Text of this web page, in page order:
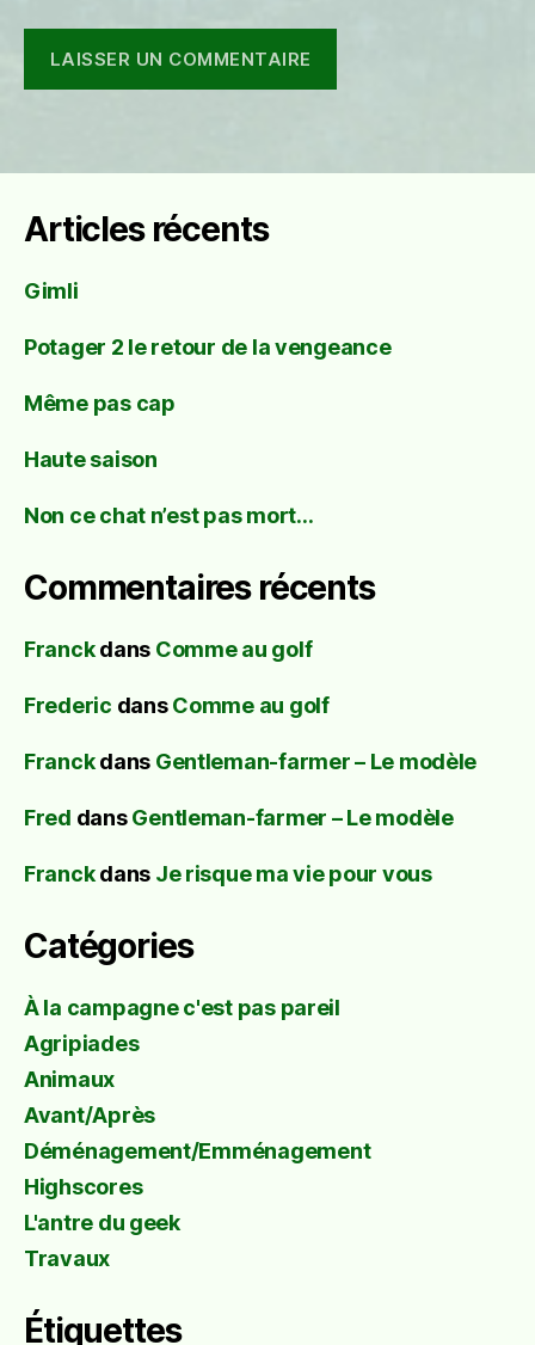
Articles récents
Gimli
Potager 2 le retour de la vengeance
Même pas cap
Haute saison
Non ce chat n’est pas mort…
Commentaires récents
Franckdans Comme au golf
Frederic dansComme au golf
Franckdans Gentleman-farmer – Le modèle
Fred dansGentleman-farmer – Le modèle
Franckdans Je risque ma vie pour vous
Catégories
À la campagne c'est pas pareil
Agripiades
Animaux
Avant/Après
Déménagement/Emménagement
Highscores
L'antre du geek
Travaux
Étiquettes